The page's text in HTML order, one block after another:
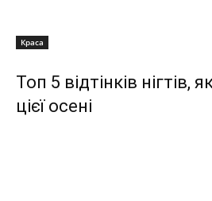
Краса
Топ 5 відтінків нігтів,
цієї осені